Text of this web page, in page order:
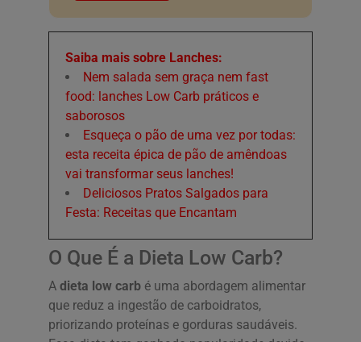
Saiba mais sobre Lanches:
Nem salada sem graça nem fast
food: lanches Low Carb práticos e
saborosos
Esqueça o pão de uma vez por todas:
esta receita épica de pão de amêndoas
vai transformar seus lanches!
Deliciosos Pratos Salgados para
Festa: Receitas que Encantam
O Que É a Dieta Low Carb?
A dieta low carb é uma abordagem alimentar
que reduz a ingestão de carboidratos,
priorizando proteínas e gorduras saudáveis.